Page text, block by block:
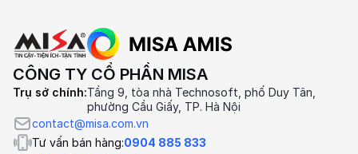
CÔNG TY CỔ PHẦN MISA
Trụ sở chính:Tầng 9, tòa nhà Technosoft, phố Duy Tân,
phường Cầu Giấy, TP. Hà Nội
contact@misa.com.vn
Tư vấn bán hàng:0904 885 833